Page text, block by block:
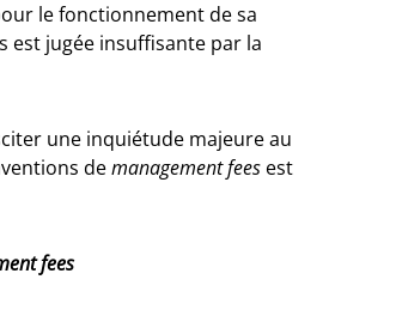
le fonctionnement de sa
est jugée insuffisante par la
une inquiétude majeure au
demanagement fees est
fees